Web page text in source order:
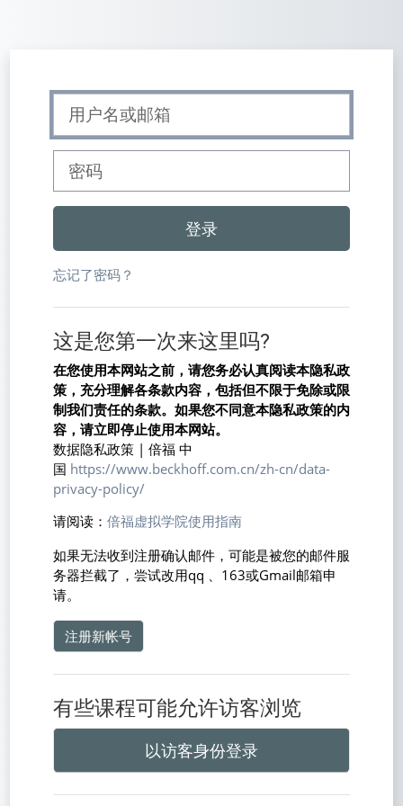
直接跳到建立新帐号
用户名或邮箱
登录
忘记了密码？
这是您第一次来这里吗?
在您使用本网站之前，请您务必认真阅读本隐私政
策，充分理解各条款内容，包括但不限于免除或限
制我们责任的条款。如果您不同意本隐私政策的内
容，请立即停止使用本网站。
数据隐私政策 | 倍福 中
国 https://www.beckhoff.com.cn/zh-cn/data-
privacy-policy/
请阅读： 倍福虚拟学院使用指南
如果无法收到注册确认邮件，可能是被您的邮件服
务器拦截了，尝试改用qq 、163或Gmail邮箱申
请。
注册新帐号
有些课程可能允许访客浏览
以访客身份登录